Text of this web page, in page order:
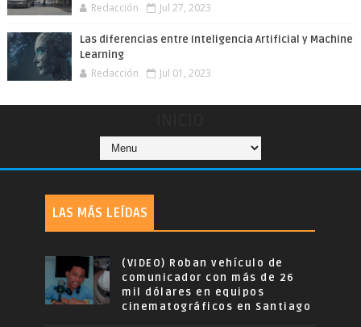
Redacción Jul 27, 2023
Las diferencias entre Inteligencia Artificial y Machine
Learning
Redacción Jul 01, 2023
LAS MÁS LEÍDAS
(VIDEO) Roban vehículo de
comunicador con más de 26
mil dólares en equipos
cinematográficos en Santiago